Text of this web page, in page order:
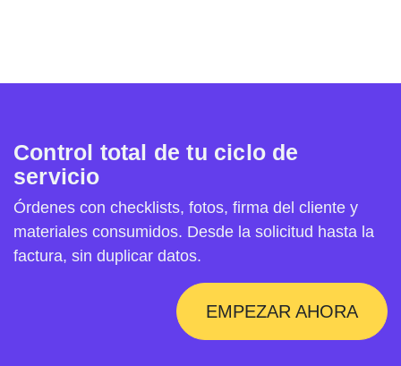
Control total de tu ciclo de
servicio
Órdenes con checklists, fotos, firma del cliente y
materiales consumidos. Desde la solicitud hasta la
factura, sin duplicar datos.
EMPEZAR AHORA